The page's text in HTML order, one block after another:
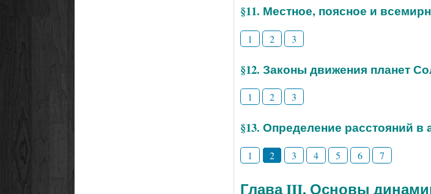
§11. Местное, поясное и
1 2 3
§12. Законы движения планет
1 2 3
§13. Определение расстояний
1 2 3 4 5 6 7
Глава III. Основы